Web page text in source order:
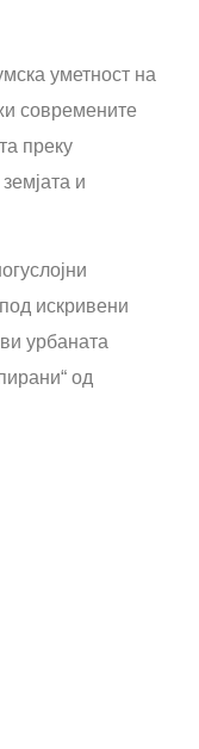
уметност на
современите
преку
и
искривени
урбаната
од